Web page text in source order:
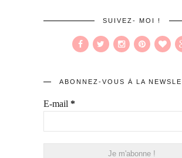
SUIVEZ- MOI !
ABONNEZ-VOUS À LA
E-mail *